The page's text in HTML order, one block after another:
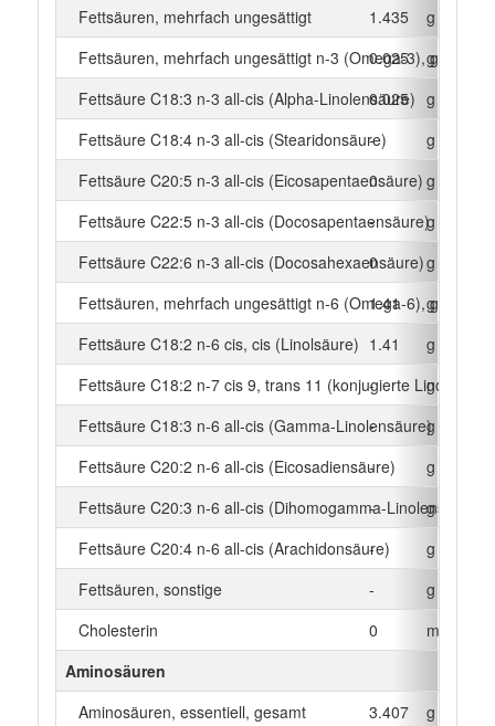
Fettsäuren, mehrfach ungesättigt
1.435
g
Fettsäuren, mehrfach ungesättigt n-3 (Omega-3), gesamt
0.025
g
Fettsäure C18:3 n-3 all-cis (Alpha-Linolensäure)
0.025
g
Fettsäure C18:4 n-3 all-cis (Stearidonsäure)
-
g
Fettsäure C20:5 n-3 all-cis (Eicosapentaensäure)
0
g
Fettsäure C22:5 n-3 all-cis (Docosapentaensäure)
-
g
Fettsäure C22:6 n-3 all-cis (Docosahexaensäure)
0
g
Fettsäuren, mehrfach ungesättigt n-6 (Omega-6), gesamt
1.41
g
Fettsäure C18:2 n-6 cis, cis (Linolsäure) 1.41
g
Fettsäure C18:2 n-7 cis 9, trans 11 (konjugierte Linolsäure)
-
g
Fettsäure C18:3 n-6 all-cis (Gamma-Linolensäure)
-
g
Fettsäure C20:2 n-6 all-cis (Eicosadiensäure)
-
g
Fettsäure C20:3 n-6 all-cis (Dihomogamma-Linolensäure)
-
g
Fettsäure C20:4 n-6 all-cis (Arachidonsäure)
-
g
Fettsäuren, sonstige
-
g
Cholesterin
0
mg
Aminosäuren
Aminosäuren, essentiell, gesamt
3.407
g